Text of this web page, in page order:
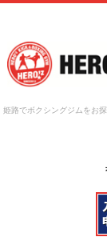
姫路でボクシングジムをお